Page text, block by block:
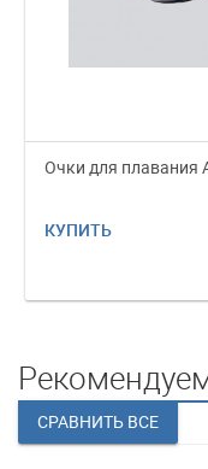
Очки для плавания
КУПИТЬ